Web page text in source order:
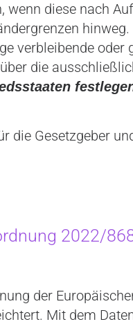
wenn diese nach
hinweg.
verbleibende oder
die
die Gesetzgeber
2022/
der
Mit dem